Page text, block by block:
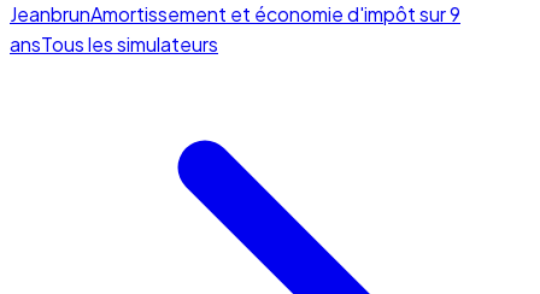
JeanbrunAmortissement et économie d'impôt sur 9
ansTous les simulateurs